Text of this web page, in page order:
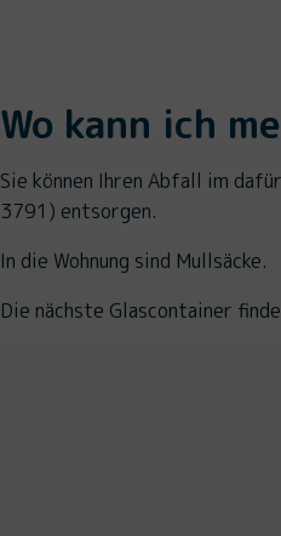
Wo kann ich
Sie können Ihren Abfall im
3791) entsorgen.
In die Wohnung sind Mullsäcke.
Die nächste Glascontainer